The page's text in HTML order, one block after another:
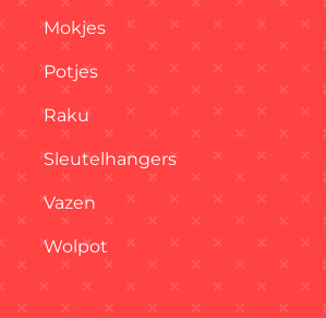
Mokjes
Potjes
Raku
Sleutelhangers
Vazen
Wolpot